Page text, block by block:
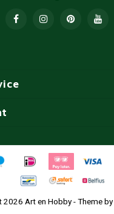
Art en Hobby - Theme by